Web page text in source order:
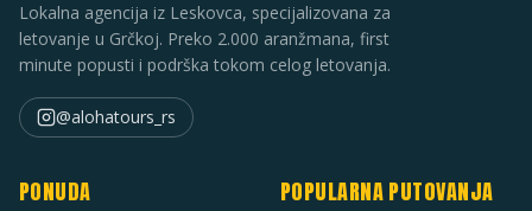
Lokalna agencija iz Leskovca, specijalizovana za
letovanje u Grčkoj. Preko 2.000 aranžmana, first
minute popusti i podrška tokom celog letovanja.
@alohatours_rs
PONUDA POPULARNA PUTOVANJA